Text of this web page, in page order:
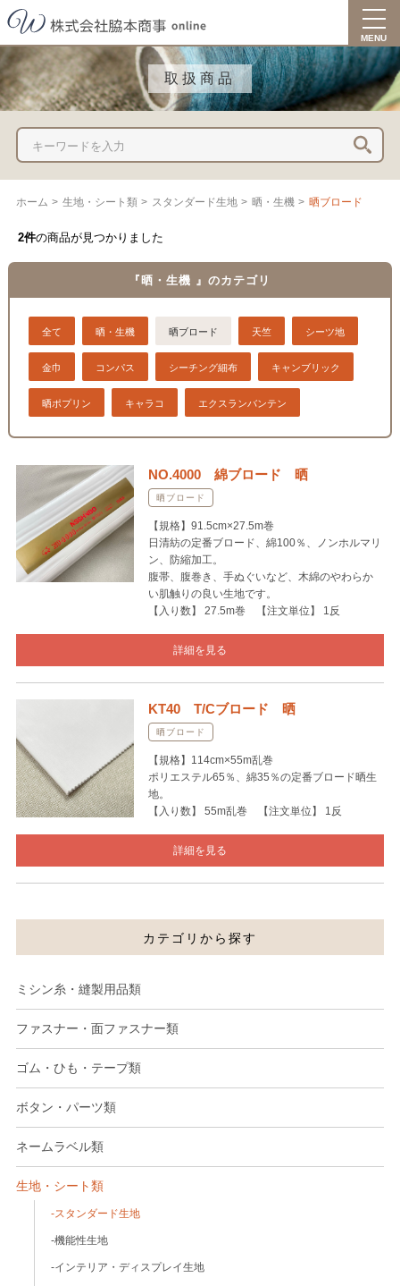
MENU
取扱商品
カテゴリから探す
ミシン糸・縫製用品類
ファスナー・面ファスナー類
ゴム・ひも・テープ類
ボタン・パーツ類
ネームラベル類
生地・シート類
スタンダード生地
機能性生地
インテリア・ディスプレイ生地
ホーム > 生地・シート類 > スタンダード生地 > 晒・生機 > 晒ブロード
2件の商品が見つかりました
『晒・生機 』のカテゴリ
全て 晒・生機 晒ブロード 天竺 シーツ地
金巾 コンパス シーチング細布 キャンブリック
晒ポプリン キャラコ エクスランバンテン
NO.4000 綿ブロード 晒
晒ブロード
【規格】91.5cm×27.5m巻
日清紡の定番ブロード、綿100％、ノンホルマリ
ン、防縮加工。
腹帯、腹巻き、手ぬぐいなど、木綿のやわらか
い肌触りの良い生地です。
【入り数】 27.5m巻 【注文単位】 1反
詳細を見る
KT40 T/Cブロード 晒
晒ブロード
【規格】114cm×55m乱巻
ポリエステル65％、綿35％の定番ブロード晒生
地。
【入り数】 55m乱巻 【注文単位】 1反
詳細を見る